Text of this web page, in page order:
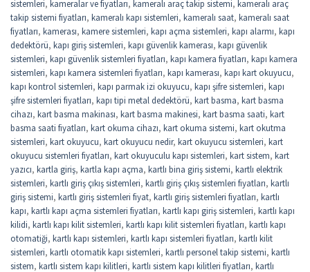
sistemleri, kameralar ve fiyatları, kameralı araç takip sistemi, kameralı araç
takip sistemi fiyatları, kameralı kapı sistemleri, kameralı saat, kameralı saat
fiyatları, kamerası, kamere sistemleri, kapı açma sistemleri, kapı alarmı, kapı
dedektörü, kapı giriş sistemleri, kapı güvenlik kamerası, kapı güvenlik
sistemleri, kapı güvenlik sistemleri fiyatları, kapı kamera fiyatları, kapı kamera
sistemleri, kapı kamera sistemleri fiyatları, kapı kamerası, kapı kart okuyucu,
kapı kontrol sistemleri, kapı parmak izi okuyucu, kapı şifre sistemleri, kapı
şifre sistemleri fiyatları, kapı tipi metal dedektörü, kart basma, kart basma
cihazı, kart basma makinası, kart basma makinesi, kart basma saati, kart
basma saati fiyatları, kart okuma cihazı, kart okuma sistemi, kart okutma
sistemleri, kart okuyucu, kart okuyucu nedir, kart okuyucu sistemleri, kart
okuyucu sistemleri fiyatları, kart okuyuculu kapı sistemleri, kart sistem, kart
yazıcı, kartla giriş, kartla kapı açma, kartlı bina giriş sistemi, kartlı elektrik
sistemleri, kartlı giriş çıkış sistemleri, kartlı giriş çıkış sistemleri fiyatları, kartlı
giriş sistemi, kartlı giriş sistemleri fiyat, kartlı giriş sistemleri fiyatları, kartlı
kapı, kartlı kapı açma sistemleri fiyatları, kartlı kapı giriş sistemleri, kartlı kapı
kilidi, kartlı kapı kilit sistemleri, kartlı kapı kilit sistemleri fiyatları, kartlı kapı
otomatiği, kartlı kapı sistemleri, kartlı kapı sistemleri fiyatları, kartlı kilit
sistemleri, kartlı otomatik kapı sistemleri, kartlı personel takip sistemi, kartlı
sistem, kartlı sistem kapı kilitleri, kartlı sistem kapı kilitleri fiyatları, kartlı